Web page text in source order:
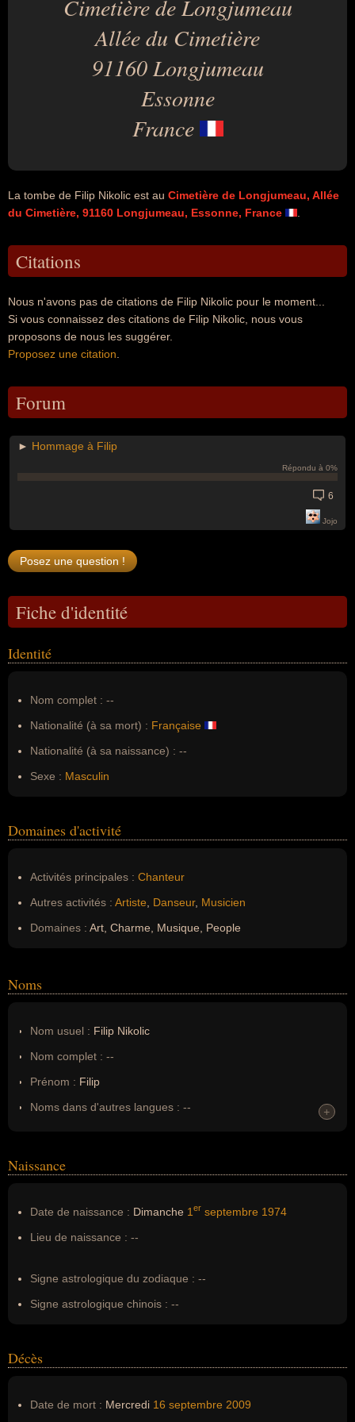
Cimetière de Longjumeau
Allée du Cimetière
91160 Longjumeau
Essonne
France
La tombe de Filip Nikolic est au Cimetière de Longjumeau, Allée
du Cimetière, 91160 Longjumeau, Essonne, France
Citations
Nous n'avons pas de citations de Filip Nikolic pour le moment...
Si vous connaissez des citations de Filip Nikolic, nous vous
proposons de nous les suggérer.
Proposez une citation
Forum
► Hommage à Filip
Répondu à 0%
6
Jojo
Fiche d'identité
Identité
Nom complet : --
Nationalité (à sa mort) : Française
Nationalité (à sa naissance) : --
Sexe : Masculin
Domaines d'activité
Activités principales : Chanteur
Autres activités : Artiste Danseur, Musicien
Domaines : Art, Charme, Musique, People
Noms
Nom usuel : Filip Nikolic
Nom complet : --
Prénom : Filip
Noms dans d'autres langues : --
Nom de famille :Nikolic
+
Naissance
Date de naissance : Dimanche 1 er septembre 1974
Lieu de naissance : --
Signe astrologique du zodiaque : --
Signe astrologique chinois : --
Décès
Date de mort : Mercredi 16 septembre 2009